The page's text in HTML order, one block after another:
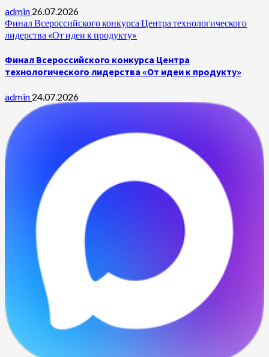
admin 26.07.2026
Финал Всероссийского конкурса Центра технологического
лидерства «От идеи к продукту»
Финал Всероссийского конкурса Центра
технологического лидерства «От идеи к продукту»
admin 24.07.2026